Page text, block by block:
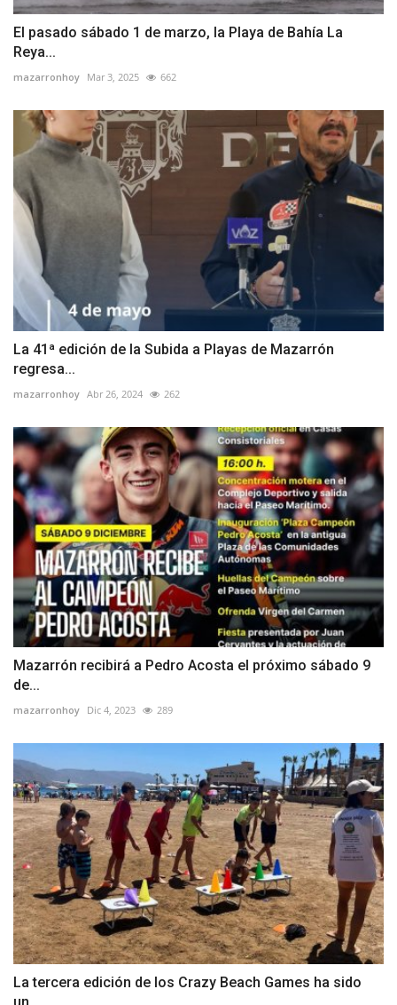
El pasado sábado 1 de marzo, la Playa de Bahía La
Reya...
mazarronhoy Mar 3, 2025 662
La 41ª edición de la Subida a Playas de Mazarrón
regresa...
mazarronhoy Abr 26, 2024 262
Mazarrón recibirá a Pedro Acosta el próximo sábado 9
de...
mazarronhoy Dic 4, 2023 289
La tercera edición de los Crazy Beach Games ha sido